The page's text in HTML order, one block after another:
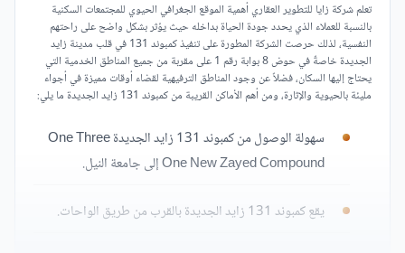
تعلم شركة زايا للتطوير العقاري أهمية الموقع الجغرافي الحيوي للمجتمعات السكنية
بالنسبة للعملاء الذي يحدد جودة الحياة بداخله حيث يؤثر بشكل واضح على راحتهم
النفسية، لذلك حرصت الشركة المطورة على تنفيذ كمبوند 131 في قلب مدينة زايد
الجديدة خاصةً في حوض 8 بوابة رقم 1 على مقربة من جميع المناطق الخدمية التي
يحتاج إليها السكان، فضلاً عن وجود المناطق الترفيهية لقضاء أوقات مميزة في أجواء
مليئة بالحيوية والإثارة، ومن أهم الأماكن القريبة من كمبوند 131 زايد الجديدة ما يلي:
سهولة الوصول من كمبوند 131 زايد الجديدة One Three
One New Zayed Compound إلى جامعة النيل.
يقع كمبوند 131 زايد الجديدة بالقرب من طريق الواحات.